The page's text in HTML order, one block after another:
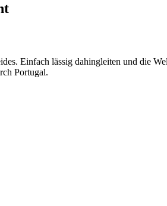
Einfach lässig dahingleiten und die
Portugal.